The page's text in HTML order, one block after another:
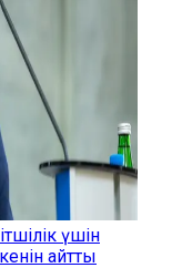
үшін
айтты